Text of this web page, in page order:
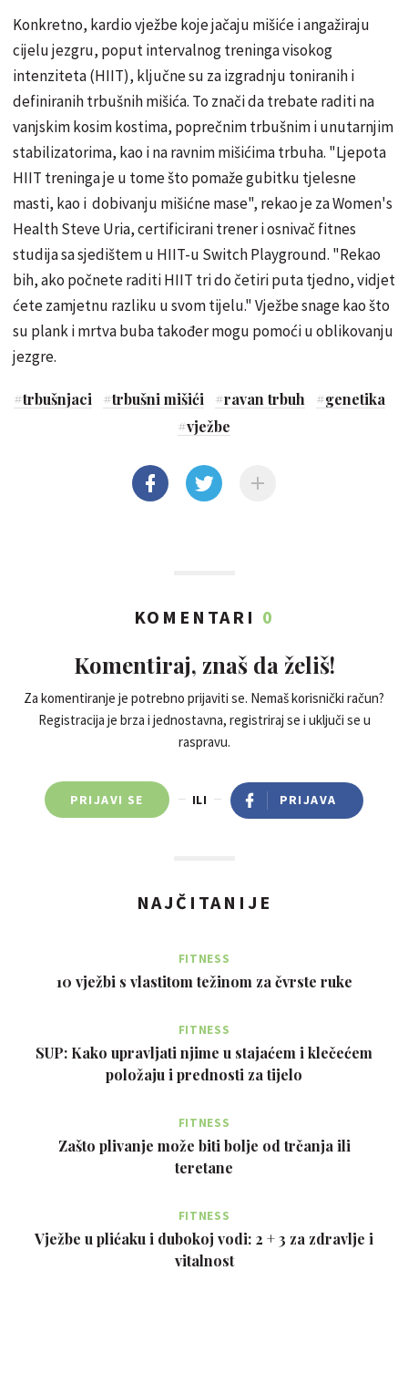
Konkretno, kardio vježbe koje jačaju mišiće i angažiraju
cijelu jezgru, poput intervalnog treninga visokog
intenziteta (HIIT), ključne su za izgradnju toniranih i
definiranih trbušnih mišića. To znači da trebate raditi na
vanjskim kosim kostima, poprečnim trbušnim i unutarnjim
stabilizatorima, kao i na ravnim mišićima trbuha. "Ljepota
HIIT treninga je u tome što pomaže gubitku tjelesne
masti, kao i dobivanju mišićne mase", rekao je za Women's
Health Steve Uria, certificirani trener i osnivač fitnes
studija sa sjedištem u HIIT-u Switch Playground. "Rekao
bih, ako počnete raditi HIIT tri do četiri puta tjedno, vidjet
ćete zamjetnu razliku u svom tijelu." Vježbe snage kao što
su plank i mrtva buba također mogu pomoći u oblikovanju
jezgre.
#trbušnjaci #trbušni mišići #ravan trbuh #genetika
#vježbe
KOMENTARI 0
Komentiraj, znaš da želiš!
Za komentiranje je potrebno prijaviti se. Nemaš korisnički račun?
Registracija je brza i jednostavna, registriraj se i uključi se u
raspravu.
PRIJAVI SE ILI PRIJAVA
NAJČITANIJE
FITNESS
10 vježbi s vlastitom težinom za čvrste ruke
FITNESS
SUP: Kako upravljati njime u stajaćem i klečećem
položaju i prednosti za tijelo
FITNESS
Zašto plivanje može biti bolje od trčanja ili
teretane
FITNESS
Vježbe u plićaku i dubokoj vodi: 2 + 3 za zdravlje i
vitalnost